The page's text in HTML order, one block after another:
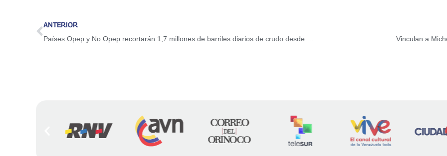
ANTERIOR
Vinculan a